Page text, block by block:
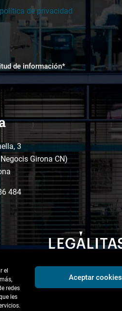
el
redes
les
Aceptar cookies
política de privacidad
de información*
3
Girona CN)
484